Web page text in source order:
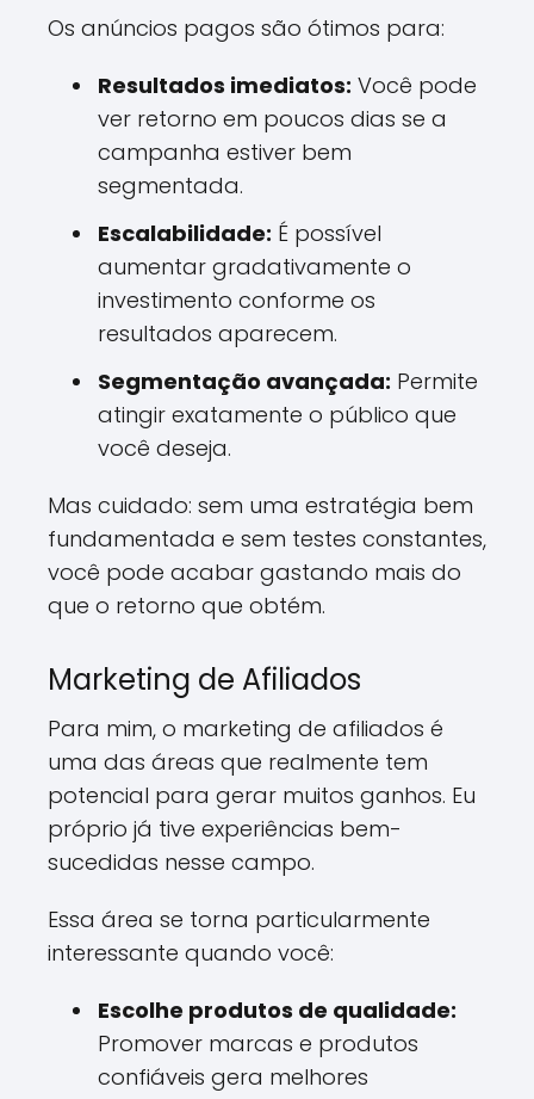
Os anúncios pagos são ótimos para:
Resultados imediatos: Você pode
ver retorno em poucos dias se a
campanha estiver bem
segmentada.
Escalabilidade: É possível
aumentar gradativamente o
investimento conforme os
resultados aparecem.
Segmentação avançada: Permite
atingir exatamente o público que
você deseja.
Mas cuidado: sem uma estratégia bem
fundamentada e sem testes constantes,
você pode acabar gastando mais do
que o retorno que obtém.
Marketing de Afiliados
Para mim, o marketing de afiliados é
uma das áreas que realmente tem
potencial para gerar muitos ganhos. Eu
próprio já tive experiências bem-
sucedidas nesse campo.
Essa área se torna particularmente
interessante quando você:
Escolhe produtos de qualidade:
Promover marcas e produtos
confiáveis gera melhores